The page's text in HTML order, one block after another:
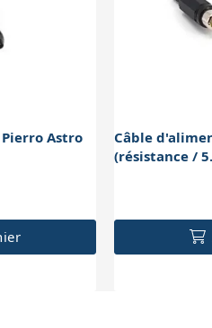
Astro
Câble
(résistance /